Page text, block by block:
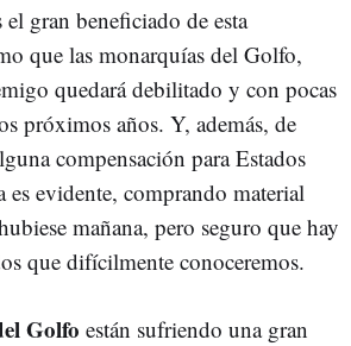
el gran beneficiado de esta
que las monarquías del Golfo,
quedará debilitado y con pocas
próximos años. Y, además, de
compensación para Estados
evidente, comprando material
mañana, pero seguro que hay
que difícilmente conoceremos.
Golfo están sufriendo una gran